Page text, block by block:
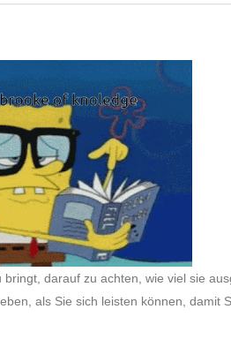
darauf zu achten, wie viel sie
als Sie sich leisten können, damit